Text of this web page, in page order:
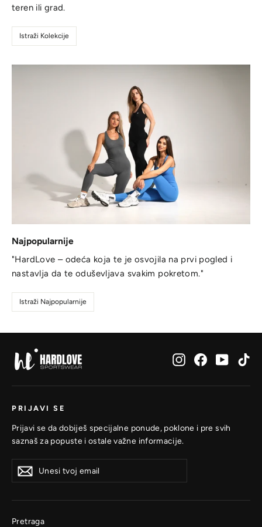
teren ili grad.
Istraži Kolekcije
Najpopularnije
"HardLove – odeća koja te je osvojila na prvi pogled i
nastavlja da te oduševljava svakim pokretom."
Istraži Najpopularnije
InstagramFacebook
PRIJAVI SE
Prijavi se da dobiješ specijalne ponude, poklone i pre svih
saznaš za popuste i ostale važne informacije.
tvoj
se
Prijavi
se
Pretraga